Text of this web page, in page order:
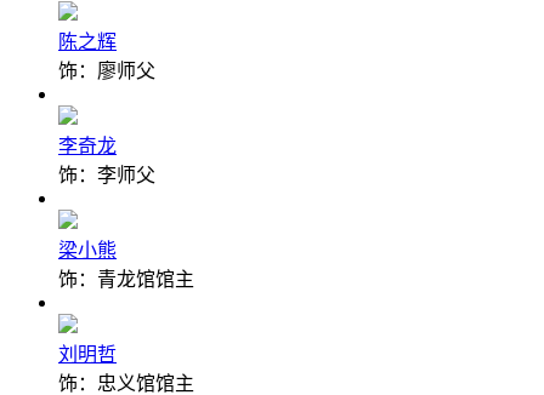
陈之辉
饰：廖师父
李奇龙
饰：李师父
梁小熊
饰：青龙馆馆主
刘明哲
饰：忠义馆馆主